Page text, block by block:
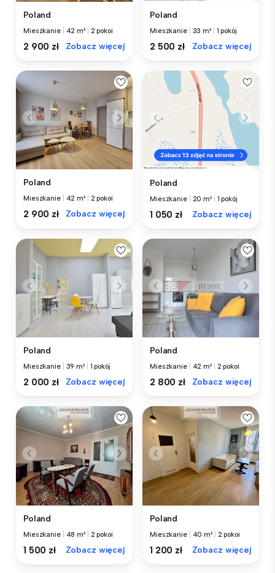
Poland
Mieszkanie 42 m² 2 pokoi
2 900 zł Zobacz więcej
Poland
Mieszkanie 33 m² 1 pokój
2 500 zł Zobacz więcej
Poland
Mieszkanie 42 m² 2 pokoi
2 900 zł Zobacz więcej
Poland
Mieszkanie 20 m² 1 pokój
1 050 zł Zobacz więcej
Poland
Mieszkanie 39 m² 1 pokój
2 000 zł Zobacz więcej
Poland
Mieszkanie 42 m² 2 pokoi
2 800 zł Zobacz więcej
Poland
Mieszkanie 48 m² 2 pokoi
1 500 zł Zobacz więcej
Poland
Mieszkanie 40 m² 2 pokoi
1 200 zł Zobacz więcej